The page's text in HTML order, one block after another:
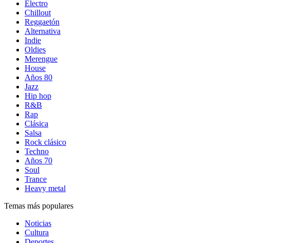
Electro
Chillout
Reggaetón
Alternativa
Indie
Oldies
Merengue
House
Años 80
Jazz
Hip hop
R&B
Rap
Clásica
Salsa
Rock clásico
Techno
Años 70
Soul
Trance
Heavy metal
Temas más populares
Noticias
Cultura